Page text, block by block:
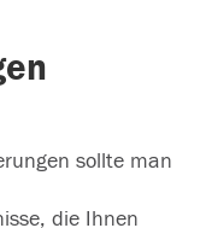
sollte man
die Ihnen